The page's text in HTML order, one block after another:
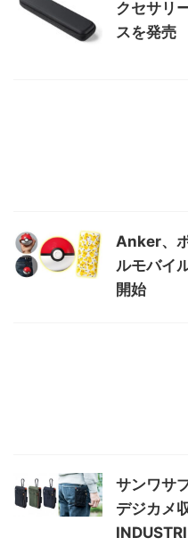
クセサリ
スを発売
Anker、
ルモバイ
開始
サンワサ
デジカメ